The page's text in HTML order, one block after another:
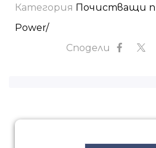
Категория Почистващи
Power/
Сподели